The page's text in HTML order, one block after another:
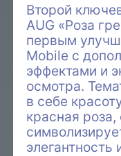
Второй
AUG «Роза
первым
Mobile с
эффектами и
осмотра.
в себе
красная
элегантность